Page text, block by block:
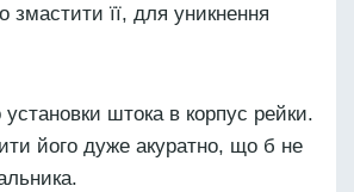
змастити її, для уникнення
штока в корпус рейки.
його дуже акуратно, що б не